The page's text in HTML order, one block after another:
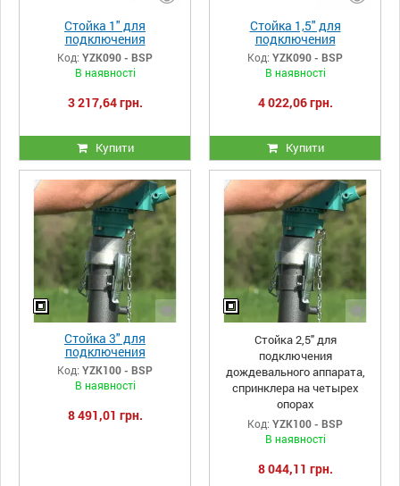
Стойка 1" для
подключения
дождевального
аппарата, спринклера на
трёх опорах
Код: YZK090 - BSP
В наявності
3 217,64 грн.
Купити
Стойка 1,5" для
подключения
дождевального
аппарата, спринклера на
трёх опорах
Код: YZK090 - BSP
В наявності
4 022,06 грн.
Купити
Стойка 3" для
подключения
дождевального
аппарата, спринклера на
четырех опорах
Код: YZK100 - BSP
В наявності
8 491,01 грн.
Стойка 2,5" для
подключения
дождевального аппарата,
спринклера на четырех
опорах
Код: YZK100 - BSP
В наявності
8 044,11 грн.